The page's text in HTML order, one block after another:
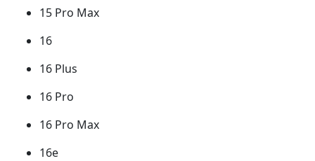
15 Pro Max
16
16 Plus
16 Pro
16 Pro Max
16e